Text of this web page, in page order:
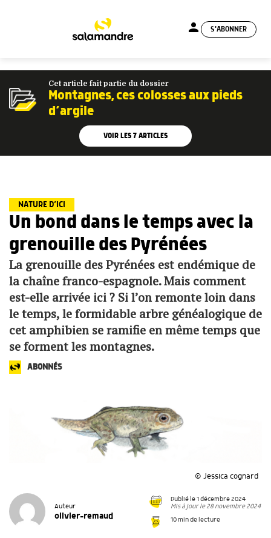
person S'ABONNER
Cet article fait partie du dossier
Montagnes, ces colosses aux pieds
d’argile
VOIR LES 7 ARTICLES
NATURE D’ICI
Un bond dans le temps avec la
grenouille des Pyrénées
La grenouille des Pyrénées est endémique de
la chaîne franco-espagnole. Mais comment
est-elle arrivée ici ? Si l’on remonte loin dans
le temps, le formidable arbre généalogique de
cet amphibien se ramifie en même temps que
se forment les montagnes.
ABONNÉS
© Jessica cognard
Auteur
olivier-remaud
Publié le 1 décembre 2024
Mis à jour le 28 novembre 2024
10 min de lecture